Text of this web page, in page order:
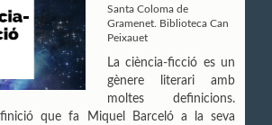
Santa Coloma de
Gramenet. Biblioteca Can
Peixauet
La ciència-ficció es un
gènere literari amb
moltes definicions.
que fa Miquel Barceló a la seva